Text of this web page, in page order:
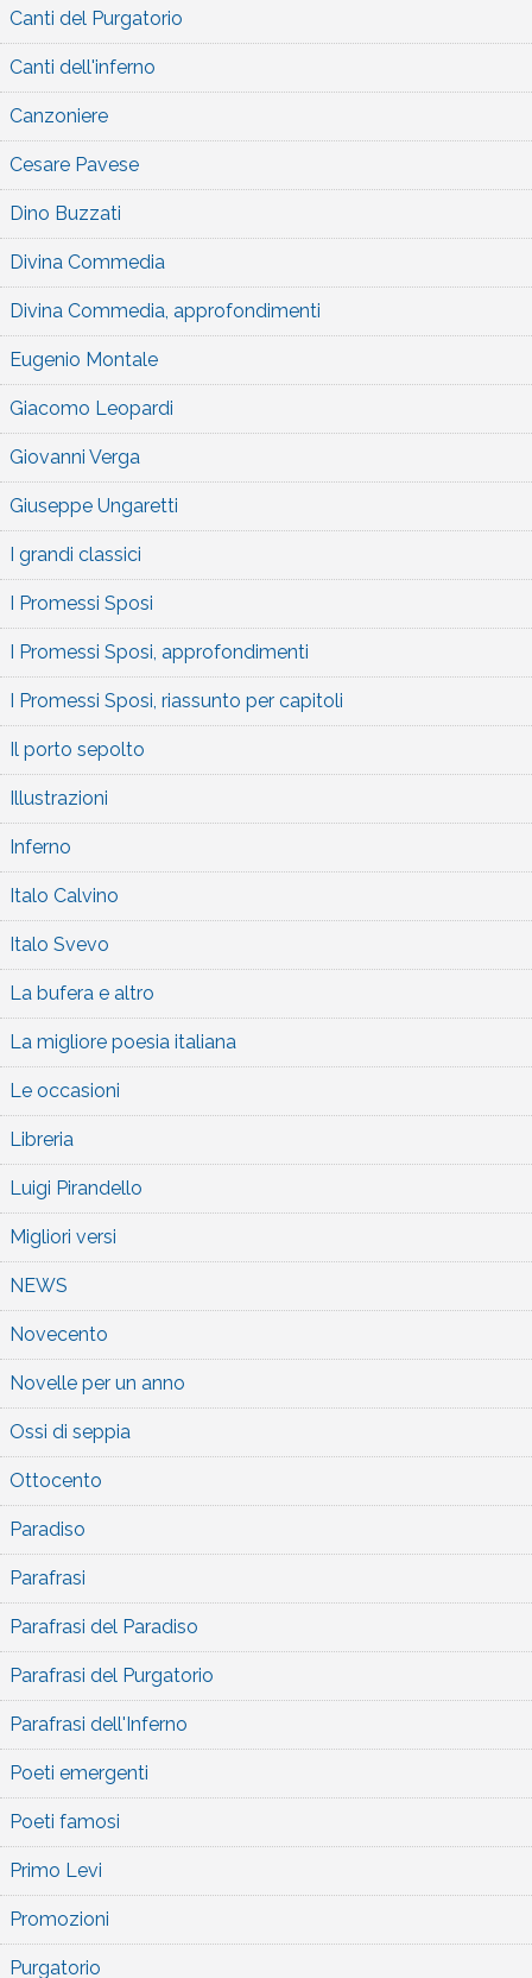
Canti del Purgatorio
Canti dell'inferno
Canzoniere
Cesare Pavese
Dino Buzzati
Divina Commedia
Divina Commedia, approfondimenti
Eugenio Montale
Giacomo Leopardi
Giovanni Verga
Giuseppe Ungaretti
I grandi classici
I Promessi Sposi
I Promessi Sposi, approfondimenti
I Promessi Sposi, riassunto per capitoli
Il porto sepolto
Illustrazioni
Inferno
Italo Calvino
Italo Svevo
La bufera e altro
La migliore poesia italiana
Le occasioni
Libreria
Luigi Pirandello
Migliori versi
NEWS
Novecento
Novelle per un anno
Ossi di seppia
Ottocento
Paradiso
Parafrasi
Parafrasi del Paradiso
Parafrasi del Purgatorio
Parafrasi dell'Inferno
Poeti emergenti
Poeti famosi
Primo Levi
Promozioni
Purgatorio